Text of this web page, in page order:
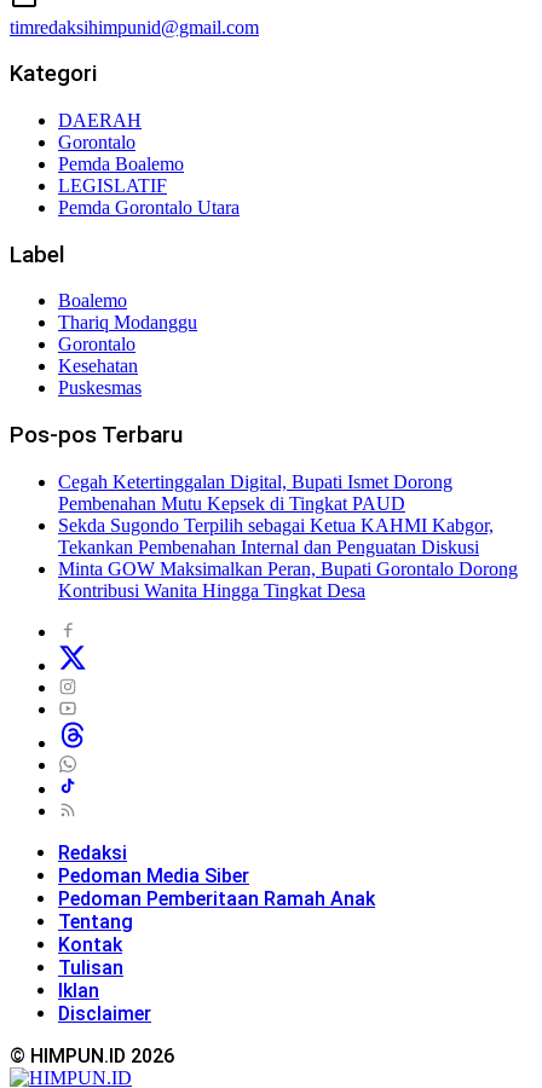
timredaksihimpunid@gmail.com
Kategori
DAERAH
Gorontalo
Pemda Boalemo
LEGISLATIF
Pemda Gorontalo Utara
Label
Boalemo
Thariq Modanggu
Gorontalo
Kesehatan
Puskesmas
Pos-pos Terbaru
Cegah Ketertinggalan Digital, Bupati Ismet Dorong
Pembenahan Mutu Kepsek di Tingkat PAUD
Sekda Sugondo Terpilih sebagai Ketua KAHMI Kabgor,
Tekankan Pembenahan Internal dan Penguatan Diskusi
Minta GOW Maksimalkan Peran, Bupati Gorontalo Dorong
Kontribusi Wanita Hingga Tingkat Desa
Redaksi
Pedoman Media Siber
Pedoman Pemberitaan Ramah Anak
Tentang
Kontak
Tulisan
Iklan
Disclaimer
© HIMPUN.ID 2026